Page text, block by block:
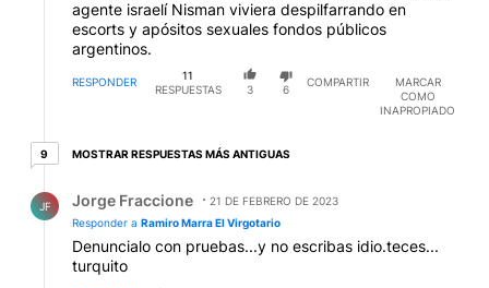
agente israelí Nisman viviera despilfarrando en
escorts y apósitos sexuales fondos públicos
argentinos.
RESPONDER
11
RESPUESTAS
3 6
COMPARTIR
MARCAR
COMO
INAPROPIADO
99 respuestas más antiguas
MOSTRAR RESPUESTAS MÁS ANTIGUAS
JF Jorge Fraccione
21 DE FEBRERO DE 2023
Responder a Ramiro Marra El Virgotario
Denuncialo con pruebas...y no escribas idio.teces...
turquito